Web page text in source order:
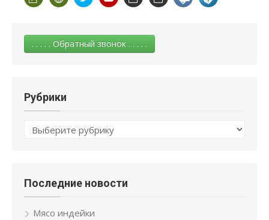
. . . . . Обратный звонок . . . . .
Рубрики
Рубрики
Последние новости
Мясо индейки